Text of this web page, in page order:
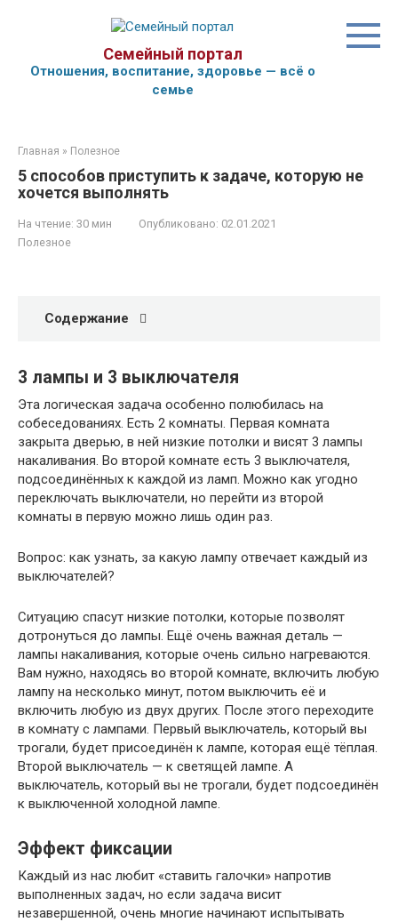
Семейный портал
Отношения, воспитание, здоровье — всё о
семье
Главная » Полезное
5 способов приступить к задаче, которую не
хочется выполнять
На чтение: 30 мин Опубликовано: 02.01.2021
Полезное
Содержание
3 лампы и 3 выключателя
Эта логическая задача особенно полюбилась на
собеседованиях. Есть 2 комнаты. Первая комната
закрыта дверью, в ней низкие потолки и висят 3 лампы
накаливания. Во второй комнате есть 3 выключателя,
подсоединённых к каждой из ламп. Можно как угодно
переключать выключатели, но перейти из второй
комнаты в первую можно лишь один раз.
Вопрос: как узнать, за какую лампу отвечает каждый из
выключателей?
Ситуацию спасут низкие потолки, которые позволят
дотронуться до лампы. Ещё очень важная деталь —
лампы накаливания, которые очень сильно нагреваются.
Вам нужно, находясь во второй комнате, включить любую
лампу на несколько минут, потом выключить её и
включить любую из двух других. После этого переходите
в комнату с лампами. Первый выключатель, который вы
трогали, будет присоединён к лампе, которая ещё тёплая.
Второй выключатель — к светящей лампе. А
выключатель, который вы не трогали, будет подсоединён
к выключенной холодной лампе.
Эффект фиксации
Каждый из нас любит «ставить галочки» напротив
выполненных задач, но если задача висит
незавершенной, очень многие начинают испытывать